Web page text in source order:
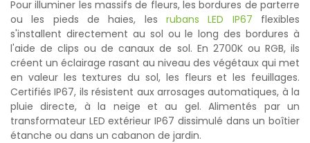
Pour illuminer les massifs de fleurs, les bordures de parterre
ou les pieds de haies, les rubans LED IP67 flexibles
s'installent directement au sol ou le long des bordures à
l'aide de clips ou de canaux de sol. En 2700K ou RGB, ils
créent un éclairage rasant au niveau des végétaux qui met
en valeur les textures du sol, les fleurs et les feuillages.
Certifiés IP67, ils résistent aux arrosages automatiques, à la
pluie directe, à la neige et au gel. Alimentés par un
transformateur LED extérieur IP67 dissimulé dans un boîtier
étanche ou dans un cabanon de jardin.